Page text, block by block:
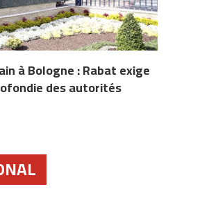
à Bologne : Rabat exige
des autorités